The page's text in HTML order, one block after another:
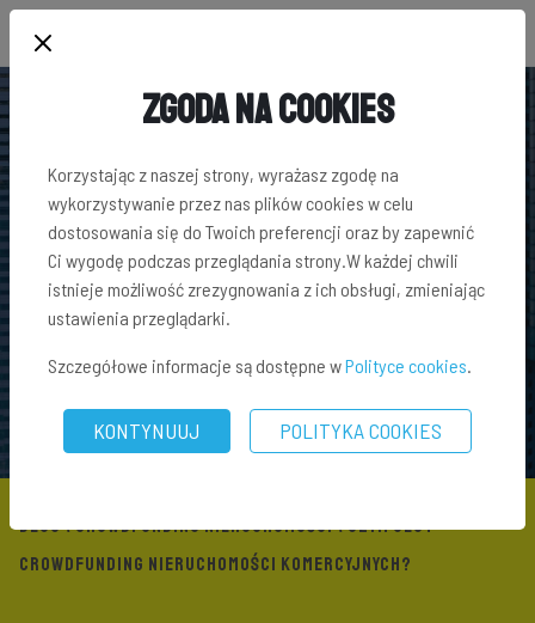
BLOG\CROWDFUNDING NIERUCHOMOŚCI\ CZYM JEST
CROWDFUNDING NIERUCHOMOŚCI KOMERCYJNYCH?
Zgoda na Cookies
Korzystając z naszej strony, wyrażasz zgodę na
wykorzystywanie przez nas plików cookies w celu
dostosowania się do Twoich preferencji oraz by zapewnić
Ci wygodę podczas przeglądania strony.W każdej chwili
istnieje możliwość zrezygnowania z ich obsługi, zmieniając
ustawienia przeglądarki.
Szczegółowe informacje są dostępne wPolityce cookies.
KONTYNUUJ POLITYKA COOKIES